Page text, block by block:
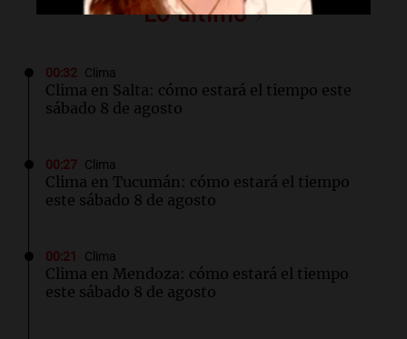
Lo último
00:32 Clima
Clima en Salta: cómo estará el tiempo este
sábado 8 de agosto
00:27 Clima
Clima en Tucumán: cómo estará el tiempo
este sábado 8 de agosto
00:21 Clima
Clima en Mendoza: cómo estará el tiempo
este sábado 8 de agosto